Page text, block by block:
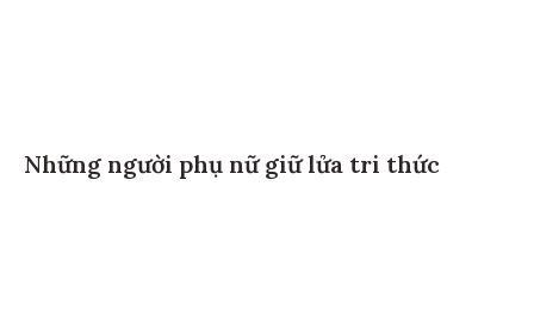
Những người phụ nữ giữ lửa tri thức